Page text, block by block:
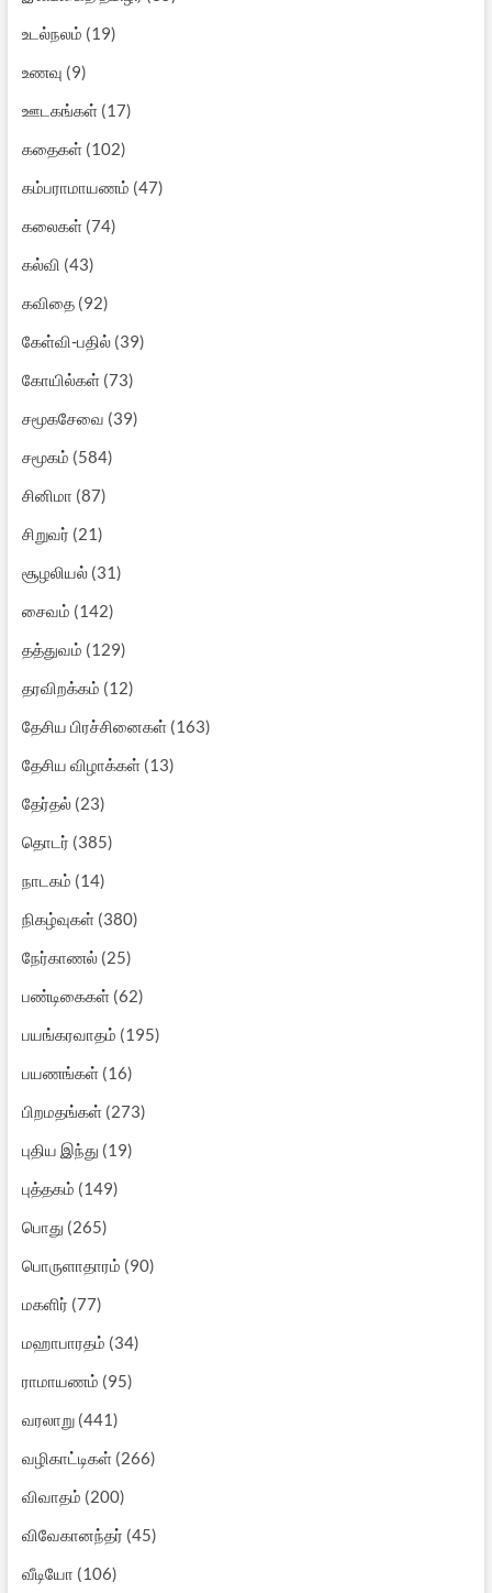
உடல்நலம் (19)
உணவு (9)
ஊடகங்கள்(17)
கதைகள்(102)
கம்பராமாயணம் (47)
கலைகள்(74)
கல்வி (43)
கவிதை(92)
கேள்வி-பதில்(39)
கோயில்கள்(73)
சமூகசேவை (39)
சமூகம் (584)
சினிமா (87)
சிறுவர் (21)
சூழலியல்(31)
சைவம் (142)
தத்துவம் (129)
தரவிறக்கம் (12)
தேசிய பிரச்சினைகள்(163)
தேசிய விழாக்கள்(13)
தேர்தல்(23)
தொடர் (385)
நாடகம் (14)
நிகழ்வுகள்(380)
நேர்காணல்(25)
பண்டிகைகள்(62)
பயங்கரவாதம் (195)
பயணங்கள்(16)
பிறமதங்கள்(273)
புதிய இந்து (19)
புத்தகம் (149)
பொது (265)
பொருளாதாரம் (90)
மகளிர் (77)
மஹாபாரதம் (34)
ராமாயணம் (95)
வரலாறு(441)
வழிகாட்டிகள்(266)
விவாதம் (200)
விவேகானந்தர் (45)
வீடியோ (106)